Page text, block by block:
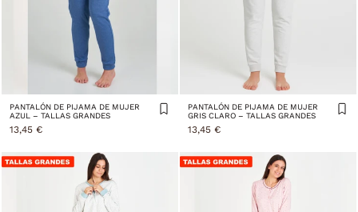
PANTALÓN DE PIJAMA DE MUJER
AZUL – TALLAS GRANDES
13,45 €
PANTALÓN DE PIJAMA DE MUJER
GRIS CLARO – TALLAS GRANDES
13,45 €